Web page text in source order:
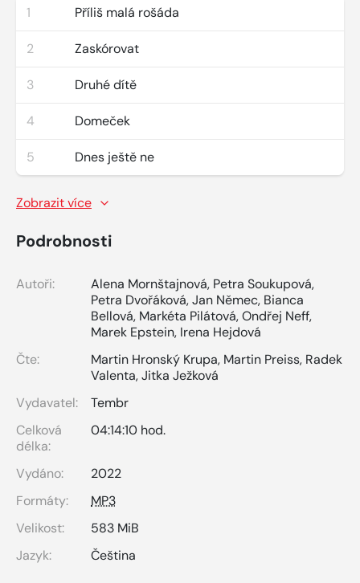
1 Příliš malá rošáda
2 Zaskórovat
3 Druhé dítě
4 Domeček
5 Dnes ještě ne
Zobrazit více
Podrobnosti
Autoři: Alena Mornštajnová, Petra Soukupová,
Petra Dvořáková,Jan Němec, Bianca
Bellová, Markéta Pilátová,Ondřej Neff,
Marek Epstein, Irena Hejdová
Čte:
Martin Hronský Krupa, Martin Preiss, Radek
Valenta,Jitka Ježková
Vydavatel:
Tembr
Celková
délka:
04:14:10 hod.
Vydáno:
2022
Formáty:
MP3
Velikost:
583 MiB
Jazyk:
Čeština